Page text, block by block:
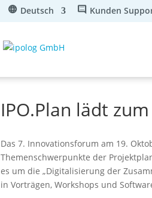
Deutsch Kunden
IPO.Plan lädt
Das 7. Innovationsforum am 19.
Themenschwerpunkte der
es um die „Digitalisierung der
in Vorträgen, Workshops und